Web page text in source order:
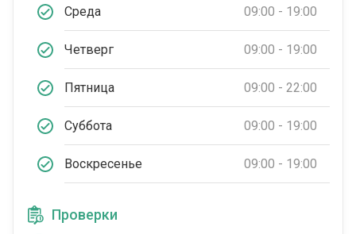
Среда 09:00 - 19:00
Четверг 09:00 - 19:00
Пятница 09:00 - 22:00
Суббота 09:00 - 19:00
Воскресенье 09:00 - 19:00
Проверки